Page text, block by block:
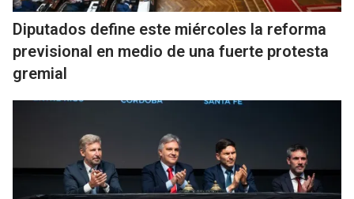
Diputados define este miércoles la reforma
previsional en medio de una fuerte protesta
gremial